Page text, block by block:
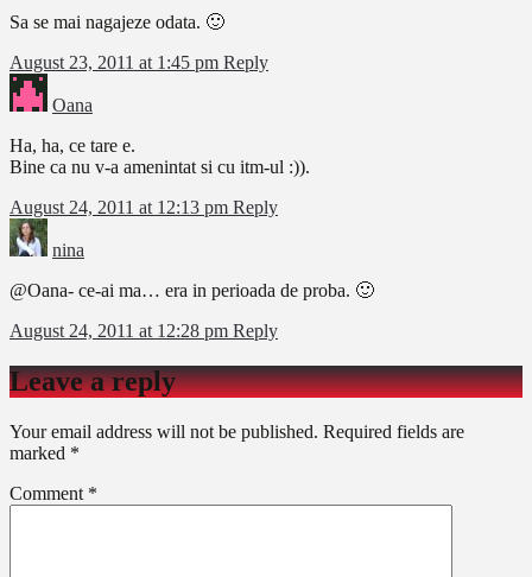
Sa se mai nagajeze odata. 🙂
August 23, 2011 at 1:45 pm Reply
Oana
Ha, ha, ce tare e.
Bine ca nu v-a amenintat si cu itm-ul :)).
August 24, 2011 at 12:13 pm Reply
nina
@Oana- ce-ai ma… era in perioada de proba. 🙂
August 24, 2011 at 12:28 pm Reply
Leave a reply
Your email address will not be published. Required fields are
marked *
Comment *